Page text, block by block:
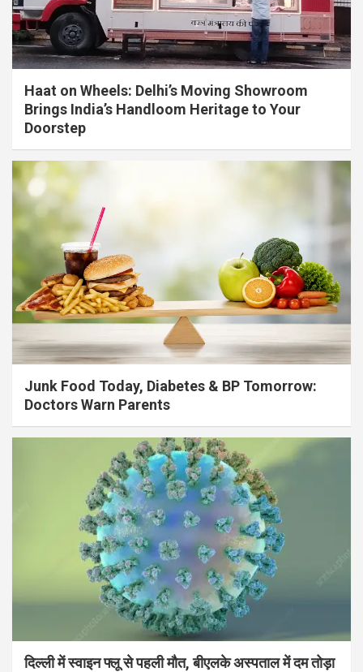
Haat on Wheels: Delhi’s Moving Showroom
Brings India’s Handloom Heritage to Your
Doorstep
Junk Food Today, Diabetes & BP Tomorrow:
Doctors Warn Parents
दिल्ली में स्वाइन फ्लू से पहली मौत, बीएलके अस्पताल में दम तोड़ा